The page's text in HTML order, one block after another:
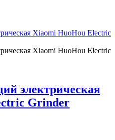
электрическая
Grinder